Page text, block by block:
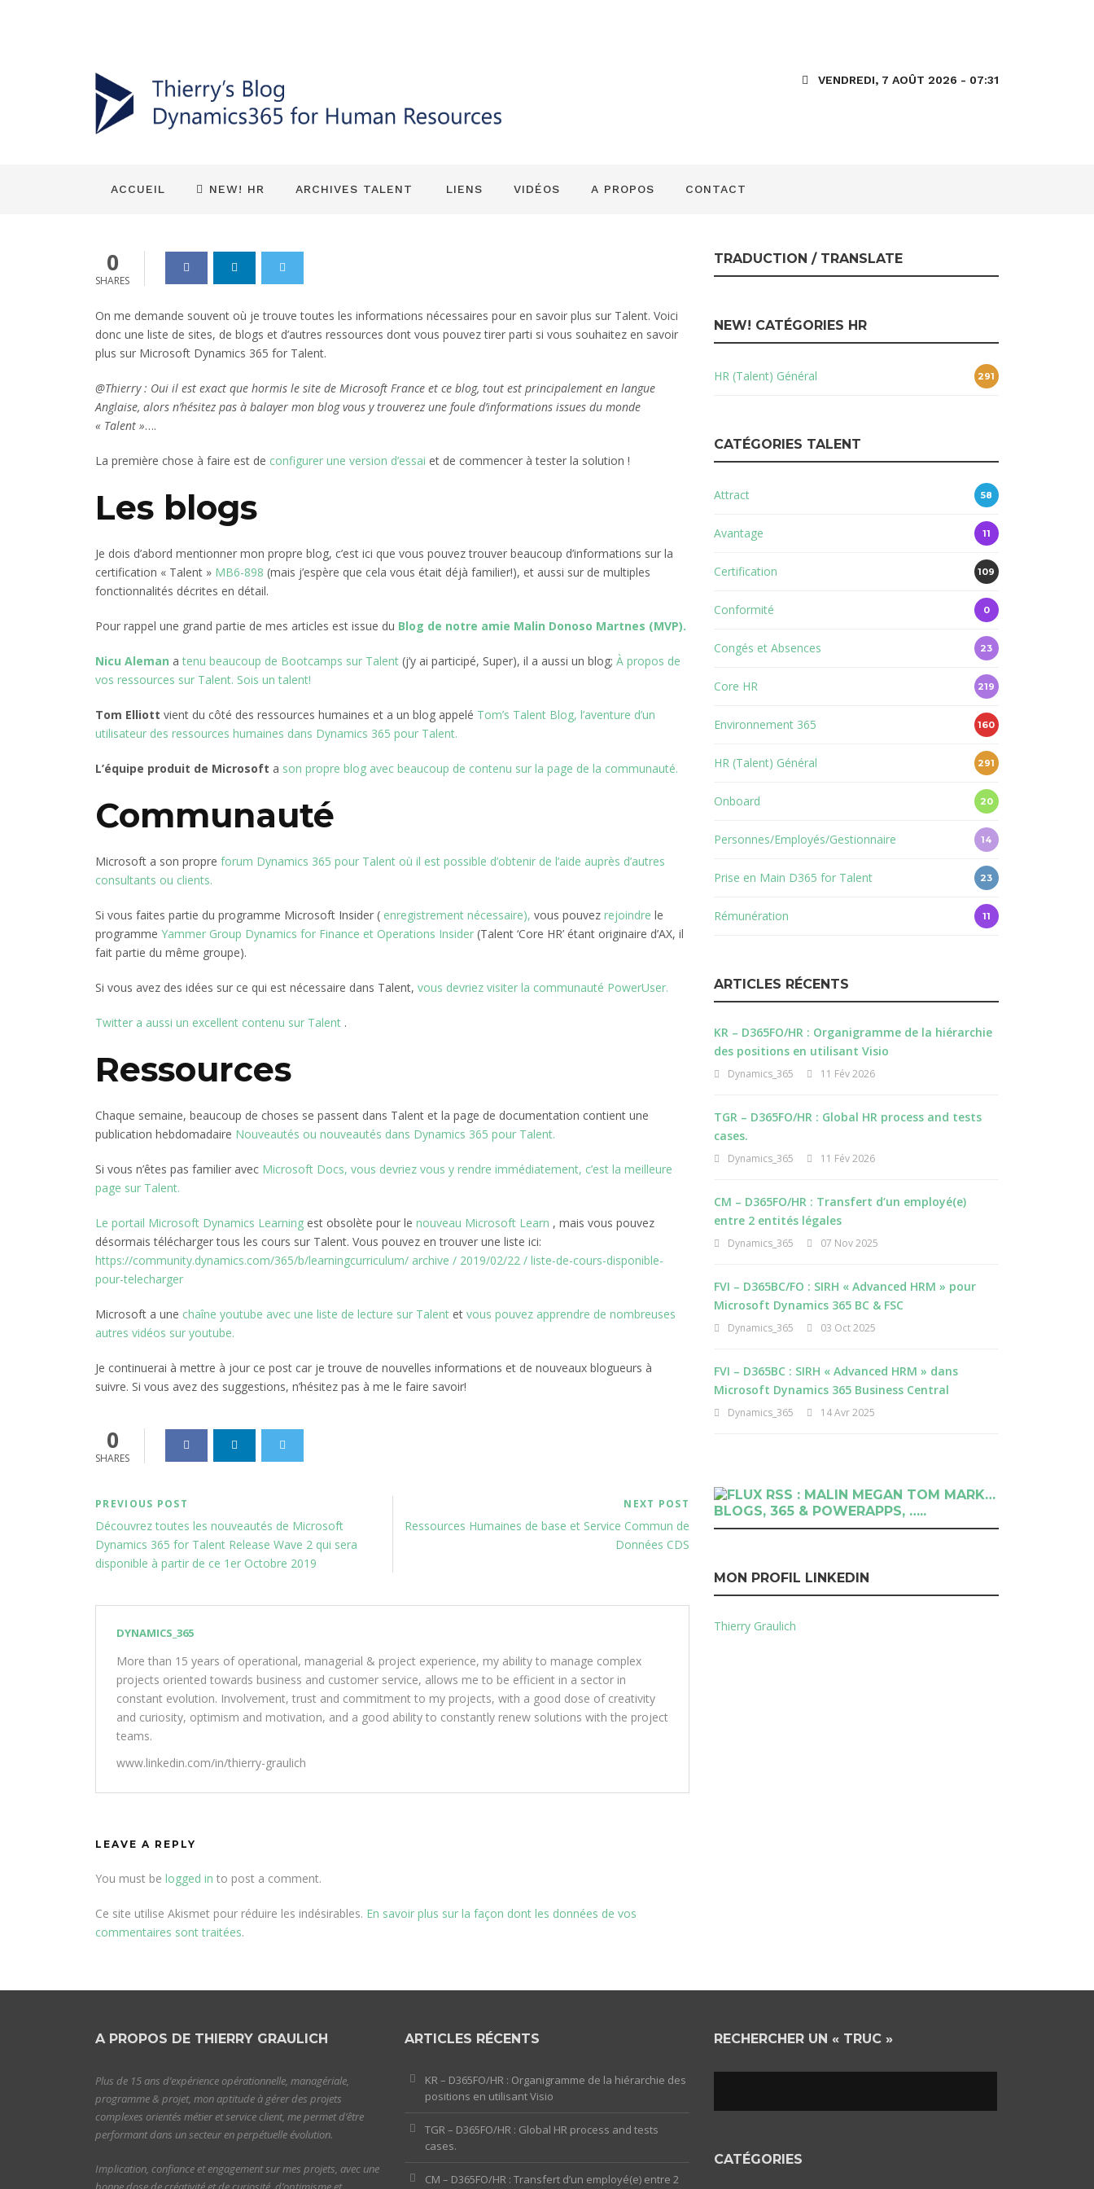
VENDREDI, 7 AOÛT 2026 - 07:31
ACCUEIL NEW! HR ARCHIVES TALENT LIENS VIDÉOS A PROPOS CONTACT
Ressources et informations pour D365 for
Talent et où vous pouvez les trouver
0
SHARES
On me demande souvent où je trouve toutes les informations nécessaires pour en savoir plus sur Talent. Voici
donc une liste de sites, de blogs et d’autres ressources dont vous pouvez tirer parti si vous souhaitez en savoir
plus sur Microsoft Dynamics 365 for Talent.
@Thierry : Oui il est exact que hormis le site de Microsoft France et ce blog, tout est principalement en langue
Anglaise, alors n’hésitez pas à balayer mon blog vous y trouverez une foule d’informations issues du monde
« Talent »….
La première chose à faire est de configurer une version d’essai et de commencer à tester la solution !
Les blogs
Je dois d’abord mentionner mon propre blog, c’est ici que vous pouvez trouver beaucoup d’informations sur la
certification « Talent » MB6-898 (mais j’espère que cela vous était déjà familier!), et aussi sur de multiples
fonctionnalités décrites en détail.
Pour rappel une grand partie de mes articles est issue du Blog de notre amie Malin Donoso Martnes (MVP).
Nicu Aleman a tenu beaucoup de Bootcamps sur Talent (j’y ai participé, Super), il a aussi un blog; À propos de
vos ressources sur Talent. Sois un talent!
Tom Elliott vient du côté des ressources humaines et a un blog appelé Tom’s Talent Blog, l’aventure d’un
utilisateur des ressources humaines dans Dynamics 365 pour Talent.
L’équipe produit de Microsoft a son propre blog avec beaucoup de contenu sur la page de la communauté.
Communauté
Microsoft a son propre forum Dynamics 365 pour Talent où il est possible d’obtenir de l’aide auprès d’autres
consultants ou clients.
Si vous faites partie du programme Microsoft Insider ( enregistrement nécessaire), vous pouvez rejoindre le
programme Yammer Group Dynamics for Finance et Operations Insider (Talent ‘Core HR’ étant originaire d’AX, il
fait partie du même groupe).
Si vous avez des idées sur ce qui est nécessaire dans Talent, vous devriez visiter la communauté PowerUser.
Twitter a aussi un excellent contenu sur Talent .
Ressources
Chaque semaine, beaucoup de choses se passent dans Talent et la page de documentation contient une
publication hebdomadaire Nouveautés ou nouveautés dans Dynamics 365 pour Talent.
Si vous n’êtes pas familier avec Microsoft Docs, vous devriez vous y rendre immédiatement, c’est la meilleure
page sur Talent.
Le portail Microsoft Dynamics Learning est obsolète pour le nouveau Microsoft Learn , mais vous pouvez
désormais télécharger tous les cours sur Talent. Vous pouvez en trouver une liste ici:
https://community.dynamics.com/365/b/learningcurriculum/ archive / 2019/02/22 / liste-de-cours-disponible-
pour-telecharger
Microsoft a une chaîne youtube avec une liste de lecture sur Talent et vous pouvez apprendre de nombreuses
autres vidéos sur youtube.
Je continuerai à mettre à jour ce post car je trouve de nouvelles informations et de nouveaux blogueurs à
suivre. Si vous avez des suggestions, n’hésitez pas à me le faire savoir!
0
SHARES
PREVIOUS POST
Découvrez toutes les nouveautés de Microsoft
Dynamics 365 for Talent Release Wave 2 qui sera
disponible à partir de ce 1er Octobre 2019
NEXT POST
Ressources Humaines de base et Service Commun de
Données CDS
DYNAMICS_365
More than 15 years of operational, managerial & project experience, my ability to manage complex
projects oriented towards business and customer service, allows me to be efficient in a sector in
constant evolution. Involvement, trust and commitment to my projects, with a good dose of creativity
and curiosity, optimism and motivation, and a good ability to constantly renew solutions with the project
teams.
www.linkedin.com/in/thierry-graulich
LEAVE A REPLY
You must be logged in to post a comment.
Ce site utilise Akismet pour réduire les indésirables. En savoir plus sur la façon dont les données de vos
commentaires sont traitées.
TRADUCTION / TRANSLATE
NEW! CATÉGORIES HR
HR (Talent) Général 291
CATÉGORIES TALENT
Attract 58
Avantage 11
Certification 109
Conformité 0
Congés et Absences 23
Core HR 219
Environnement 365 160
HR (Talent) Général 291
Onboard 20
Personnes/Employés/Gestionnaire 14
Prise en Main D365 for Talent 23
Rémunération 11
ARTICLES RÉCENTS
KR – D365FO/HR : Organigramme de la hiérarchie
des positions en utilisant Visio
Dynamics_365 11 Fév 2026
TGR – D365FO/HR : Global HR process and tests
cases.
Dynamics_365 11 Fév 2026
CM – D365FO/HR : Transfert d’un employé(e)
entre 2 entités légales
Dynamics_365 07 Nov 2025
FVI – D365BC/FO : SIRH « Advanced HRM » pour
Microsoft Dynamics 365 BC & FSC
Dynamics_365 03 Oct 2025
FVI – D365BC : SIRH « Advanced HRM » dans
Microsoft Dynamics 365 Business Central
Dynamics_365 14 Avr 2025
RSS : MALIN MEGAN TOM MARK…
BLOGS, 365 & POWERAPPS, …..
MON PROFIL LINKEDIN
Thierry Graulich
A PROPOS DE THIERRY GRAULICH
Plus de 15 ans d’expérience opérationnelle, managériale,
programme & projet, mon aptitude à gérer des projets
complexes orientés métier et service client, me permet d’être
performant dans un secteur en perpétuelle évolution.
Implication, confiance et engagement sur mes projets, avec une
ARTICLES RÉCENTS
KR – D365FO/HR : Organigramme de la hiérarchie des
positions en utilisant Visio
TGR – D365FO/HR : Global HR process and tests
cases.
CM – D365FO/HR : Transfert d’un employé(e) entre 2
RECHERCHER UN « TRUC »
CATÉGORIES